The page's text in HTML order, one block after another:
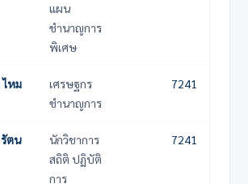
แผน
ชำนาญการ
พิเศษ
ไหม
เศรษฐกร
ชำนาญการ
7241
ตน
นักวิชาการ
สถิติ ปฏิบัติ
การ
7241